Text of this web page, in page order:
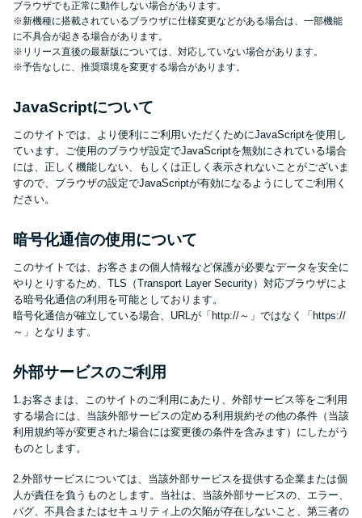
未成年でもお金を借りられる？
学生がお金を借りる方法があ
る？
学生がお金を借りる方法は？親
へのバレにくさや将来への影響
を解説
090金融（闇金）からお金を借り
てはいけない理由と借りた場合
の対処法
申し込みブラックとは?判断の目
安や審査に通らない理由
ブラックでもお金を借りるに
アコムはブラックでも審査に通
ブラウザでも正常に動作しない場合があります。
※新機種に搭載されているブラウザに仕様変更などがある場合は、一部機能
に不具合が起きる場合があります。
※リリース直後の最新版については、対応していない場合があります。
※予告なしに、推奨環境を変更する場合があります。
JavaScriptについて
このサイトでは、より便利にご利用いただくためにJavaScriptを使用し
ています。ご使用のブラウザ設定でJavaScriptを無効にされている場合
には、正しく機能しない、もしくは正しく表示されないことがございま
すので、ブラウザの設定でJavaScriptが有効になるようにしてご利用く
ださい。
暗号化通信の使用について
このサイトでは、お客さまの個人情報など保護が必要なデータを安全に
やりとりするため、TLS（Transport Layer Security）対応ブラウザによ
る暗号化通信の利用を可能としております。
暗号化通信が確立している場合、URLが「http://～」ではなく「https://
～」となります。
外部サービスのご利用
1.お客さまは、このサイトのご利用にあたり、外部サービス等をご利用
する場合には、当該外部サービスの定める利用規約その他の条件（当該
利用規約等が変更された場合には変更後の条件を含みます）にしたがう
ものとします。
2.外部サービスについては、当該外部サービスを提供する企業または個
人が責任を負うものとします。当社は、当該外部サービスの、エラー、
バグ、不具合またはセキュリティ上の欠陥が存在しないこと、第三者の